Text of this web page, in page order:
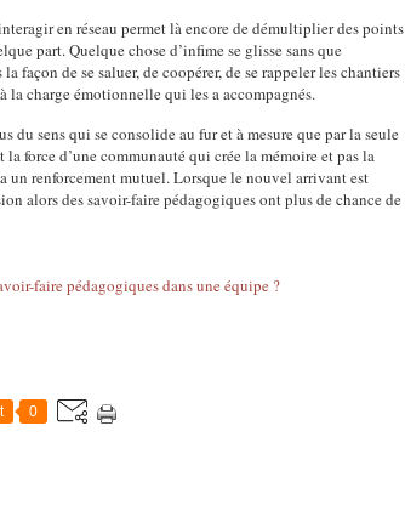
en réseau permet là encore de démultiplier des points
part. Quelque chose d’infime se glisse sans que
façon de se saluer, de coopérer, de se rappeler les chantiers
la charge émotionnelle qui les a accompagnés.
du sens qui se consolide au fur et à mesure que par la seule
la force d’une communauté qui crée la mémoire et pas la
un renforcement mutuel. Lorsque le nouvel arrivant est
alors des savoir-faire pédagogiques ont plus de chance de
0